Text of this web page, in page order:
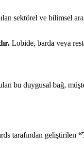
sektörel ve bilimsel
Lobide, barda veya
bu duygusal bağ,
tarafından geliştirilen